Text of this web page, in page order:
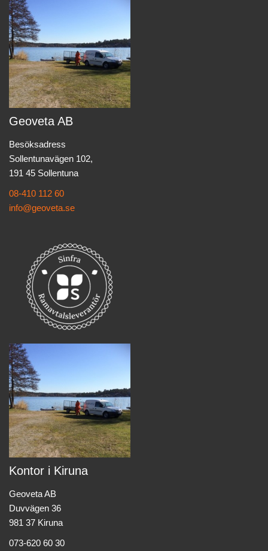
Geoveta AB
Besöksadress
Sollentunavägen 102,
191 45 Sollentuna
08-410 112 60
info@geoveta.se
Kontor i Kiruna
Geoveta AB
Duvvägen 36
981 37 Kiruna
073-620 60 30